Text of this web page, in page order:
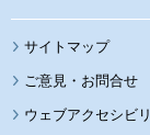
サイトマップ
ウェブアクセシビ